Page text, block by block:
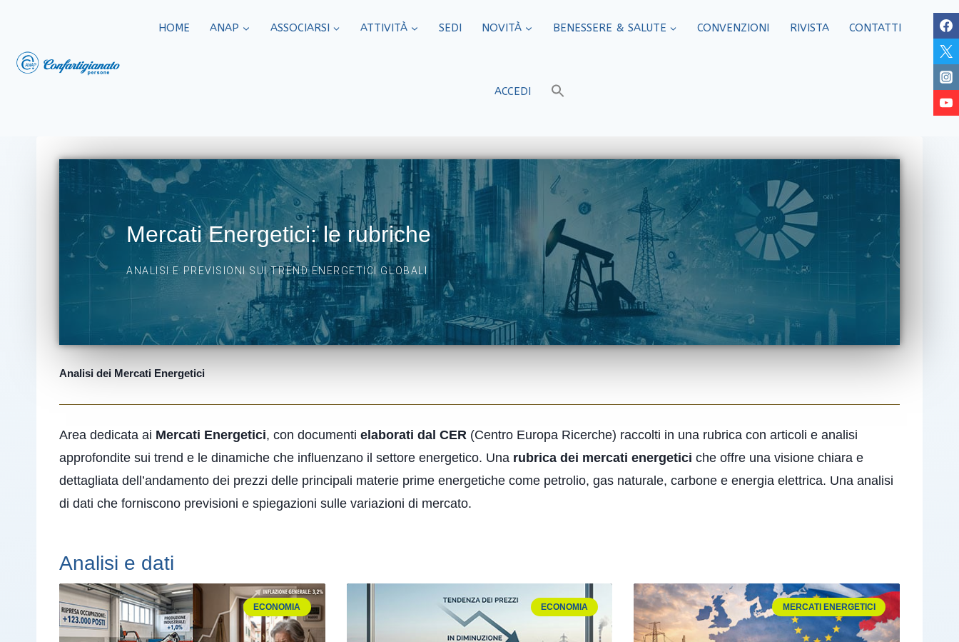
HOME ANAP ASSOCIARSI ATTIVITÀ SEDI​ NOVITÀ BENESSERE & SALUTE CONVENZIONI RIVISTA CONTATTI
ACCEDI
Mercati Energetici: le rubriche
ANALISI E PREVISIONI SUI TREND ENERGETICI GLOBALI
Analisi dei Mercati Energetici
Area dedicata ai Mercati Energetici, con documenti elaborati dal CER (Centro Europa Ricerche) raccolti in una rubrica con articoli e analisi
approfondite sui trend e le dinamiche che influenzano il settore energetico. Una rubrica dei mercati energetici che offre una visione chiara e
dettagliata dell’andamento dei prezzi delle principali materie prime energetiche come petrolio, gas naturale, carbone e energia elettrica. Una analisi
di dati che forniscono previsioni e spiegazioni sulle variazioni di mercato.
Analisi e dati
ECONOMIA ECONOMIA MERCATI ENERGETICI